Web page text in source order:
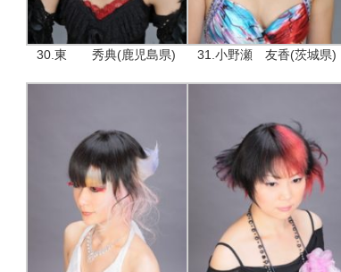
30.東 秀典(鹿児島県) 31.小野瀬 友香(茨城県)